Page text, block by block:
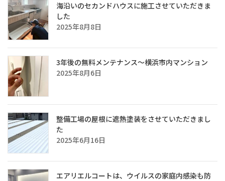
海沿いのセカンドハウスに施工させていただきま
した
2025年8月8日
3年後の無料メンテナンス～横浜市内マンション
2025年8月6日
整備工場の屋根に遮熱塗装をさせていただきまし
た
2025年6月16日
エアリエルコートは、ウイルスの家庭内感染も防